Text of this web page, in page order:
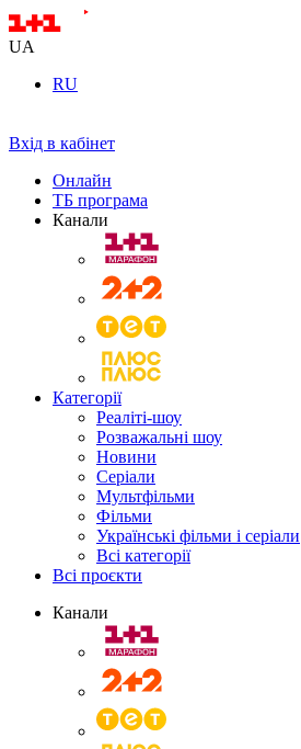
UA
RU
Вхід в кабінет
Онлайн
ТБ програма
Канали
Категорії
Реаліті-шоу
Розважальні шоу
Новини
Серіали
Мультфільми
Фільми
Українські фільми і серіали
Всі категорії
Всі проєкти
Канали